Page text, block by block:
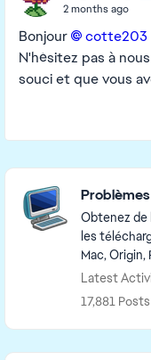
2 months ago
Bonjour cotte203​
N'hésitez pas à
souci et que vous
Featured Places
Obtenez de
les
Mac,
Latest
17,881 Posts